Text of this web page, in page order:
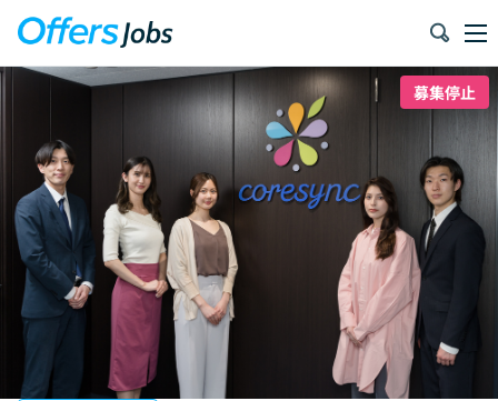
募集停止